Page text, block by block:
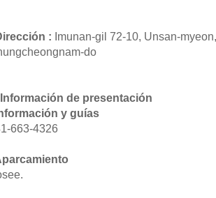
: Imunan-gil 72-10, Unsan-
do
de presentación
y guías
663-4326